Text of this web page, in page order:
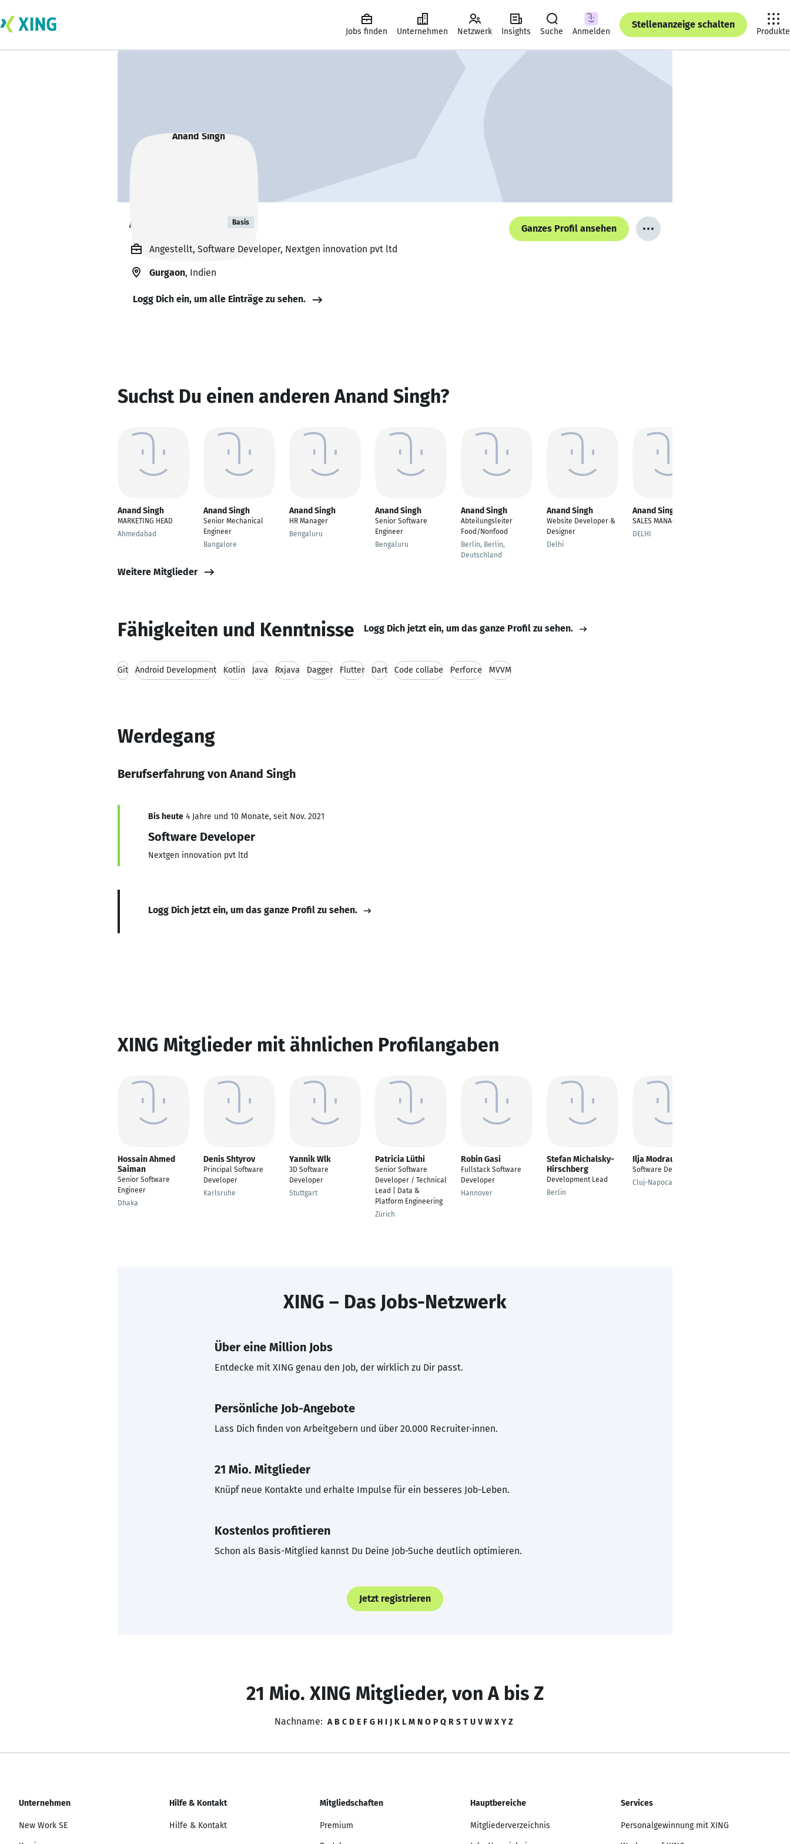
Jobs finden Unternehmen Netzwerk Insights Suche Anmelden
Stellenanzeige schalten
Produkte
Anand Singh Basis
Ganzes Profil ansehen
Angestellt, Software Developer, Nextgen innovation pvt ltd
Gurgaon, Indien
Logg Dich ein, um alle Einträge zu sehen.
Suchst Du einen anderen Anand Singh?
Anand Singh
MARKETING HEAD
Ahmedabad
Anand Singh
Senior Mechanical
Engineer
Bangalore
Anand Singh
HR Manager
Bengaluru
Anand Singh
Senior Software
Engineer
Bengaluru
Anand Singh
Abteilungsleiter
Food/Nonfood
Berlin, Berlin,
Deutschland
Anand Singh
Website Developer &
Designer
Delhi
Anand Singh
SALES MANAGER
DELHI
Weitere Mitglieder
Fähigkeiten und Kenntnisse Logg Dich jetzt ein, um das ganze Profil zu sehen.
Git Android Development Kotlin Java Rxjava Dagger Flutter Dart Code collabe Perforce MVVM
Werdegang
Berufserfahrung von Anand Singh
Bis heute 4 Jahre und 10 Monate, seit Nov. 2021
Software Developer
Nextgen innovation pvt ltd
Logg Dich jetzt ein, um das ganze Profil zu sehen.
XING Mitglieder mit ähnlichen Profilangaben
Hossain Ahmed
Saiman
Senior Software
Engineer
Dhaka
Denis Shtyrov
Principal Software
Developer
Karlsruhe
Yannik Wlk
3D Software
Developer
Stuttgart
Patricia Lüthi
Senior Software
Developer / Technical
Lead | Data &
Platform Engineering
Zürich
Robin Gasi
Fullstack Software
Developer
Hannover
Stefan Michalsky-
Hirschberg
Development Lead
Berlin
Ilja Modrau
Software Developer
Cluj-Napoca
XING – Das Jobs-Netzwerk
Über eine Million Jobs
Entdecke mit XING genau den Job, der wirklich zu Dir passt.
Persönliche Job-Angebote
Lass Dich finden von Arbeitgebern und über 20.000 Recruiter·innen.
21 Mio. Mitglieder
Knüpf neue Kontakte und erhalte Impulse für ein besseres Job-Leben.
Kostenlos profitieren
Schon als Basis-Mitglied kannst Du Deine Job-Suche deutlich optimieren.
Jetzt registrieren
21 Mio. XING Mitglieder, von A bis Z
Nachname: A B C D E F G H I J K L M N O P Q R S T U V W X Y Z
Unternehmen
New Work SE
Hilfe & Kontakt
Hilfe & Kontakt
Mitgliedschaften
Premium
Hauptbereiche
Mitgliederverzeichnis
Services
Personalgewinnung mit XING